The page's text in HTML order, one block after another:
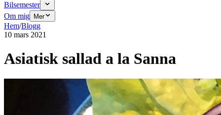
Bilsemester
Om mig
Mer
Hem/Blogg
10 mars 2021
Asiatisk sallad a la Sanna